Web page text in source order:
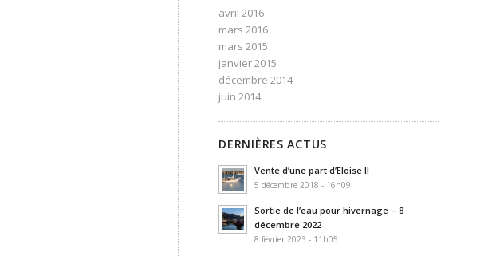
avril 2016
mars 2016
mars 2015
janvier 2015
décembre 2014
juin 2014
DERNIÈRES ACTUS
Vente d’une part d’Eloise II
5 décembre 2018 - 16h09
Sortie de l’eau pour hivernage – 8
décembre 2022
8 février 2023 - 11h05